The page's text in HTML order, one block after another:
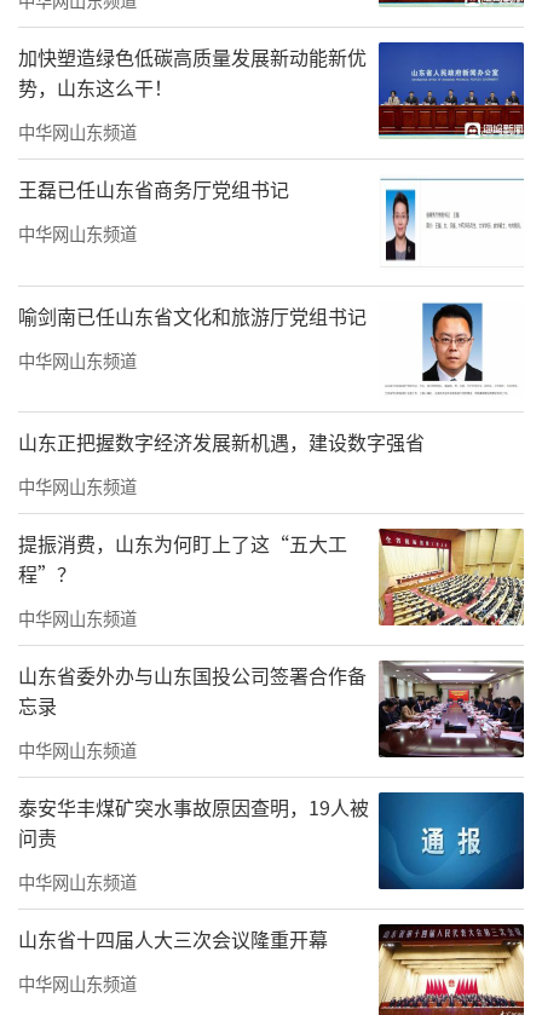
璀璨烟花盛典全家共享童话梦境
中秋佳节将至，当传统遇见梦幻
一场不可错过的视觉盛宴
正在欧乐堡梦幻世界悄然酝酿！
加快塑造绿色低碳高质量发展新动能新优
势，山东这么干！
中华网山东频道
王磊已任山东省商务厅党组书记
中华网山东频道
喻剑南已任山东省文化和旅游厅党组书记
中华网山东频道
山东正把握数字经济发展新机遇，建设数字强省
中华网山东频道
提振消费，山东为何盯上了这“五大工
程”？
中华网山东频道
山东省委外办与山东国投公司签署合作备
忘录
中华网山东频道
泰安华丰煤矿突水事故原因查明，19人被
问责
中华网山东频道
山东省十四届人大三次会议隆重开幕
中华网山东频道